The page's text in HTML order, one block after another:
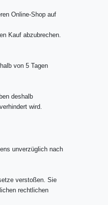
Online-Shop auf
Kauf abzubrechen.
von 5 Tagen
deshalb
wird.
unverzüglich nach
verstoßen. Sie
rechtlichen